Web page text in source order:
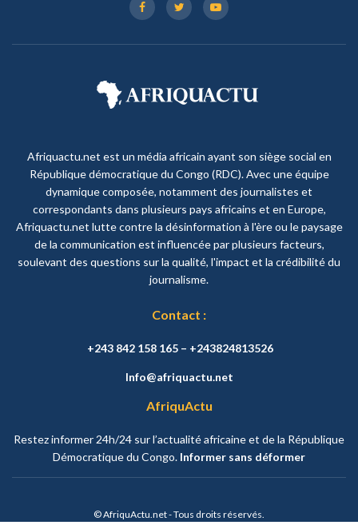
Afriquactu.net est un média africain ayant son siège social en
République démocratique du Congo (RDC). Avec une équipe
dynamique composée, notamment des journalistes et
correspondants dans plusieurs pays africains et en Europe,
Afriquactu.net lutte contre la désinformation à l'ère ou le paysage
de la communication est influencée par plusieurs facteurs,
soulevant des questions sur la qualité, l'impact et la crédibilité du
journalisme.
Contact :
+243 842 158 165 – +243824813526
Info@afriquactu.net
AfriquActu
Restez informer 24h/24 sur l’actualité africaine et de la République
Démocratique du Congo. Informer sans déformer
© AfriquActu.net - Tous droits réservés.